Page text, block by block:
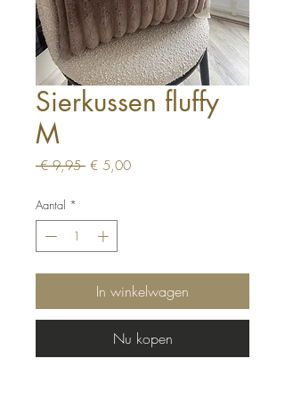
Sierkussen fluffy
M
€ 9,95 Normale
€ 5,00Verkoopprijs
Aantal *
In winkelwagen
Nu kopen